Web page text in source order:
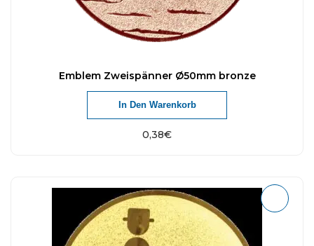
Emblem Zweispänner Ø50mm bronze
0,38€
In Den Warenkorb